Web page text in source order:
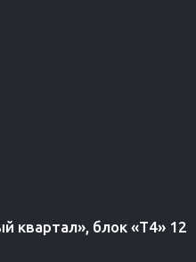
квартал», блок «Т4» 12